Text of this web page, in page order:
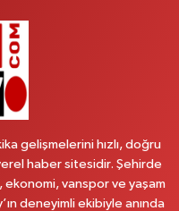
gelişmelerini hızlı, doğru
haber sitesidir. Şehirde
ekonomi, vanspor ve yaşam
deneyimli ekibiyle anında